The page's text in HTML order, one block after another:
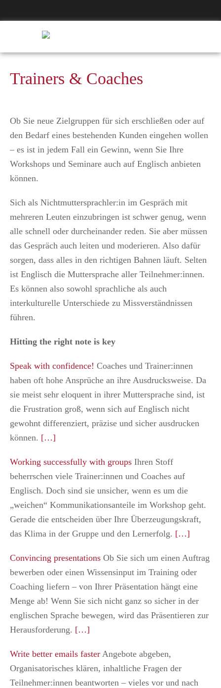
Trainers & Coaches
Ob Sie neue Zielgruppen für sich erschließen oder auf
den Bedarf eines bestehenden Kunden eingehen wollen
– es ist in jedem Fall ein Gewinn, wenn Sie Ihre
Workshops und Seminare auch auf Englisch anbieten
können.
Sich als Nichtmuttersprachler:in im Gespräch mit
mehreren Leuten einzubringen ist schwer genug, wenn
alle schnell oder durcheinander reden. Sie aber müssen
das Gespräch auch leiten und moderieren. Also dafür
sorgen, dass alles in den richtigen Bahnen läuft. Selten
ist Englisch die Muttersprache aller Teilnehmer:innen.
Es können also sowohl sprachliche als auch
interkulturelle Unterschiede zu Missverständnissen
führen.
Hitting the right note is key
Speak with confidence! Coaches und Trainer:innen
haben oft hohe Ansprüche an ihre Ausdrucksweise. Da
sie meist sehr eloquent in ihrer Muttersprache sind, ist
die Frustration groß, wenn sich auf Englisch nicht
gewohnt differenziert, präzise und sicher ausdrucken
können. […]
Working successfully with groups Ihren Stoff
beherrschen viele Trainer:innen und Coaches auf
Englisch. Doch sind sie unsicher, wenn es um die
„weichen“ Kommunikationsanteile im Workshop geht.
Gerade die entscheiden über Ihre Überzeugungskraft,
das Klima in der Gruppe und den Lernerfolg. […]
Convincing presentations Ob Sie sich um einen Auftrag
bewerben oder einen Wissensinput im Training oder
Coaching liefern – von Ihrer Präsentation hängt eine
Menge ab! Wenn Sie sich nicht ganz so sicher in der
englischen Sprache bewegen, wird das Präsentieren zur
Herausforderung. […]
Write better emails faster Angebote abgeben,
Organisatorisches klären, inhaltliche Fragen der
Teilnehmer:innen beantworten – vieles vor und nach